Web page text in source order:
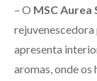
– O MSC Aurea
apresenta
aromas, onde os